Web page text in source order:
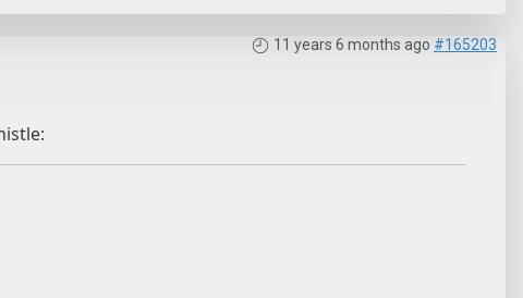
11 years 6 months ago #165203